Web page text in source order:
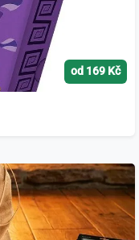
od 169 Kč